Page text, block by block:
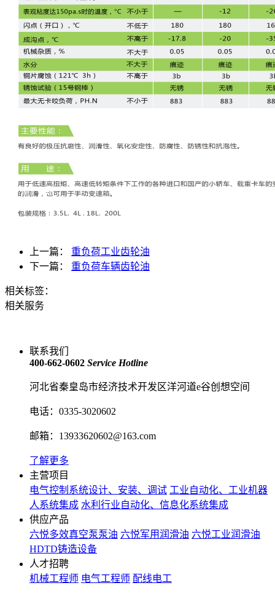
上一篇： 重负荷工业齿轮油
下一篇： 重负荷车辆齿轮油
相关标签：
相关服务
联系我们
400-662-0602 Service Hotline
河北省秦皇岛市经济技术开发区洋河道e谷创想空间
电话：0335-3020602
邮箱：13933620602@163.com
了解更多
主营项目
电气控制系统设计、安装、调试 工业自动化、工业机器
人系统集成 水利行业自动化、信息化系统集成
供应产品
六悦多效真空泵泵油 六悦军用润滑油 六悦工业润滑油
HDTD铸造设备
人才招聘
机械工程师 电气工程师 配线电工